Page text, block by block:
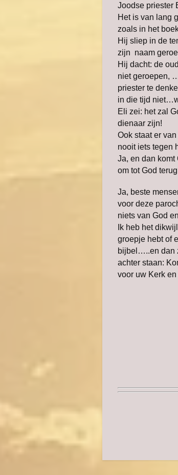
Joodse priester
Het is van lang
zoals in het
Hij sliep in de
zijn naam
Hij dacht: de
niet geroepen,
priester te
in die tijd
Eli zei: het zal
dienaar zijn!
Ook staat er
nooit iets tegen
Ja, en dan komt
om tot God
Ja, beste
voor deze
niets van God
Ik heb het
groepje hebt of
bijbel…..en dan
achter staan:
voor uw Kerk